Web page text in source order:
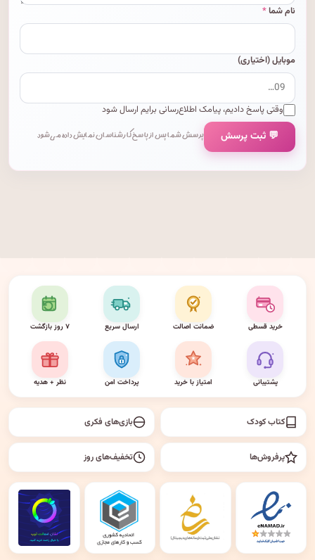
نام شما*
موبایل (اختیاری)
وقتی پاسخ دادیم، پیامک اطلاع‌رسانی برایم ارسال شود
💬 ثبت پرسش پرسش شما پس از پاسخ کارشناسان نمایش داده می‌شود.
خرید قسطی ضمانت اصالت ارسال سریع ۷ روز بازگشت
پشتیبانی امتیاز با خرید پرداخت امن نظر + هدیه
کتاب کودک بازی‌های فکری
پرفروش‌ها تخفیف‌های روز